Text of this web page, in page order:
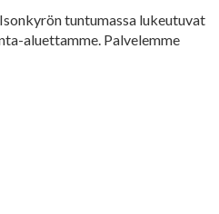
tuntumassa lukeutuvat
aluettamme. Palvelemme